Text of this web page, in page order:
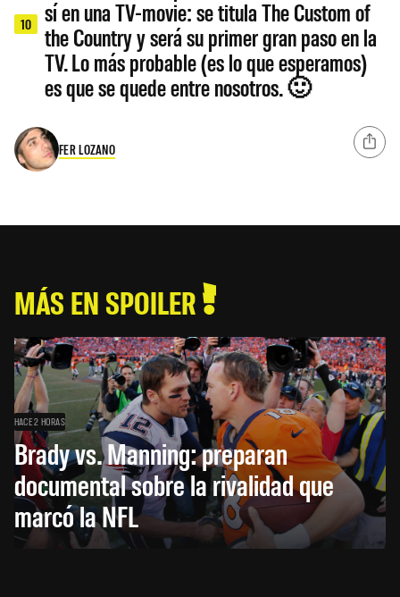
10
sí en una TV-movie: se titula The Custom of
the Country y será su primer gran paso en la
TV. Lo más probable (es lo que esperamos)
es que se quede entre nosotros. 🙂
FER LOZANO
MÁS EN SPOILER
HACE 2 HORAS
Brady vs. Manning: preparan
documental sobre la rivalidad que
marcó la NFL